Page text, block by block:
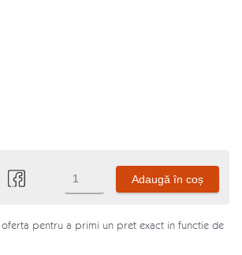
Produs
Adaugă în coș
pentru a primi un pret exact in functie de